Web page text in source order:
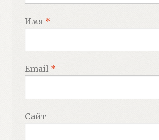
Имя *
Email *
Сайт